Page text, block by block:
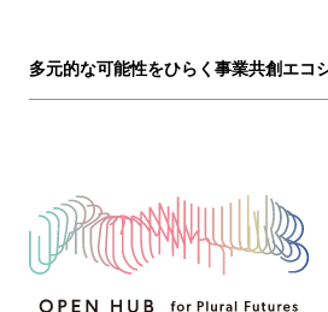
多元的な可能性をひらく事業共創エコ